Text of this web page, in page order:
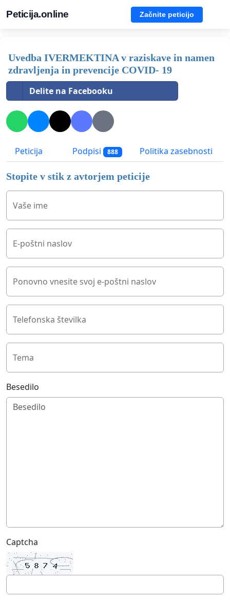
Peticija.online Začnite peticijo
Uvedba IVERMEKTINA v raziskave in namen
zdravljenja in prevencije COVID- 19
Delite na Facebooku
Peticija Podpisi 888 Politika zasebnosti
Stopite v stik z avtorjem peticije
Vaše ime
E-poštni naslov
Ponovno vnesite svoj e-poštni naslov
Telefonska številka
Tema
Besedilo
Captcha